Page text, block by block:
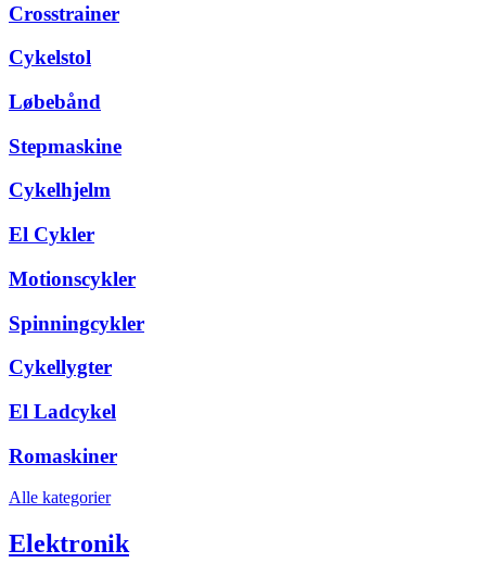
Crosstrainer
Cykelstol
Løbebånd
Stepmaskine
Cykelhjelm
El Cykler
Motionscykler
Spinningcykler
Cykellygter
El Ladcykel
Romaskiner
Alle kategorier
Elektronik